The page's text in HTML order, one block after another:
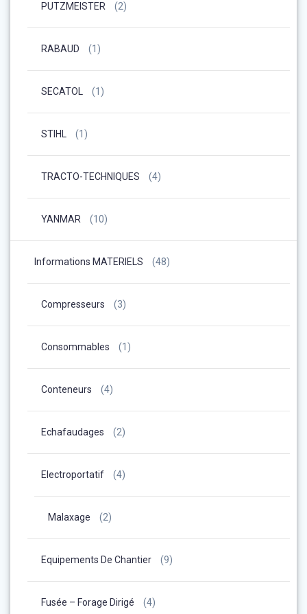
PUTZMEISTER (2)
RABAUD (1)
SECATOL (1)
STIHL (1)
TRACTO-TECHNIQUES (4)
YANMAR (10)
Informations MATERIELS (48)
Compresseurs (3)
Consommables (1)
Conteneurs (4)
Echafaudages (2)
Electroportatif (4)
Malaxage (2)
Equipements De Chantier (9)
Fusée – Forage Dirigé (4)